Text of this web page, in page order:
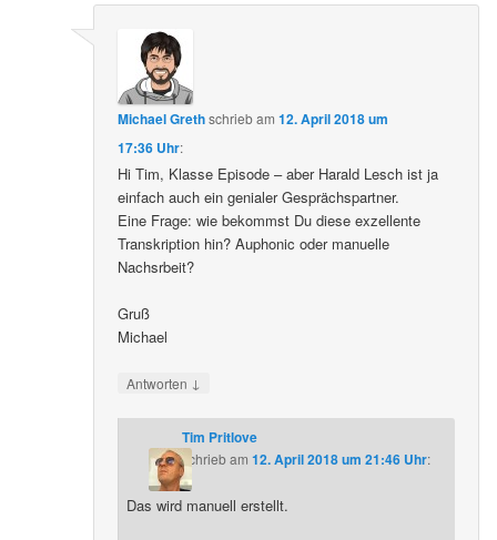
Michael Grethschriebam12. April 2018 um
17:36 Uhr:
Hi Tim, Klasse Episode – aber Harald Lesch ist ja
einfach auch ein genialer Gesprächspartner.
Eine Frage: wie bekommst Du diese exzellente
Transkription hin? Auphonic oder manuelle
Nachsrbeit?
Gruß
Michael
Antworten ↓
Tim Pritlove
schriebam 12. April 2018 um 21:46 Uhr:
Das wird manuell erstellt.